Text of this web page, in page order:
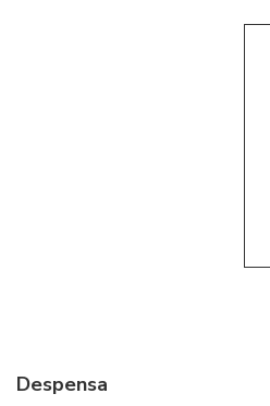
Despensa